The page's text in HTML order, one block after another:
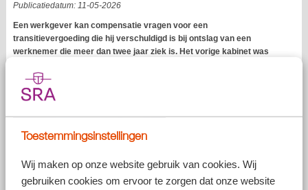
Toestemmingsinstellingen
Wij maken op onze website gebruik van cookies. Wij
gebruiken cookies om ervoor te zorgen dat onze website
Publicatiedatum: 11-05-2026
Een werkgever kan compensatie vragen voor een
transitievergoeding die hij verschuldigd is bij ontslag van een
werknemer die meer dan twee jaar ziek is. Het vorige kabinet was
werkgevers te geven, maar de inwerkingtreding is uitgesteld tot 1
januari 2027.